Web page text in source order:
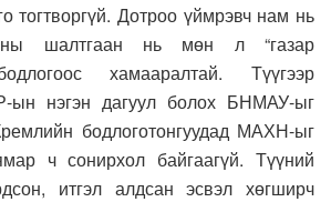
тогтворгүй. Дотроо үймрэвч нам нь
шалтгаан нь мөн л “газар
хамааралтай. Түүгээр
ын нэгэн дагуул болох БНМАУ-ыг
бодлоготонгуудад МАХН-ыг
ч сонирхол байгаагүй. Түүний
итгэл алдсан эсвэл хөгширч